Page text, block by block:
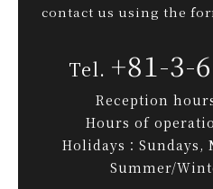
contact us using the
+81-3-
Reception
Hours of
Holidays：
Summer/